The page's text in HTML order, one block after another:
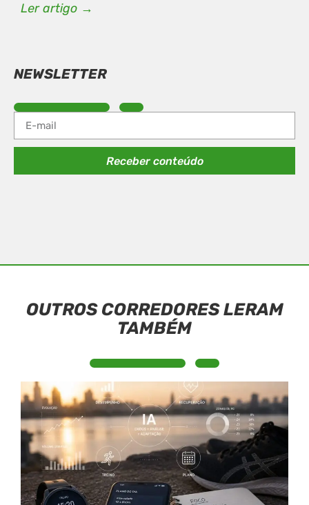
Ler artigo →
NEWSLETTER
Receber conteúdo
OUTROS CORREDORES LERAM
TAMBÉM